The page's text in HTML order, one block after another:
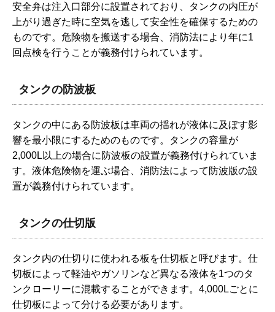
安全弁は注入口部分に設置されており、タンクの内圧が
上がり過ぎた時に空気を逃して安全性を確保するための
ものです。危険物を搬送する場合、消防法により年に1
回点検を行うことが義務付けられています。
タンクの防波板
タンクの中にある防波板は車両の揺れが液体に及ぼす影
響を最小限にするためのものです。タンクの容量が
2,000L以上の場合に防波板の設置が義務付けられていま
す。液体危険物を運ぶ場合、消防法によって防波版の設
置が義務付けられています。
タンクの仕切版
タンク内の仕切りに使われる板を仕切板と呼びます。仕
切板によって軽油やガソリンなど異なる液体を1つのタ
ンクローリーに混載することができます。4,000Lごとに
仕切板によって分ける必要があります。